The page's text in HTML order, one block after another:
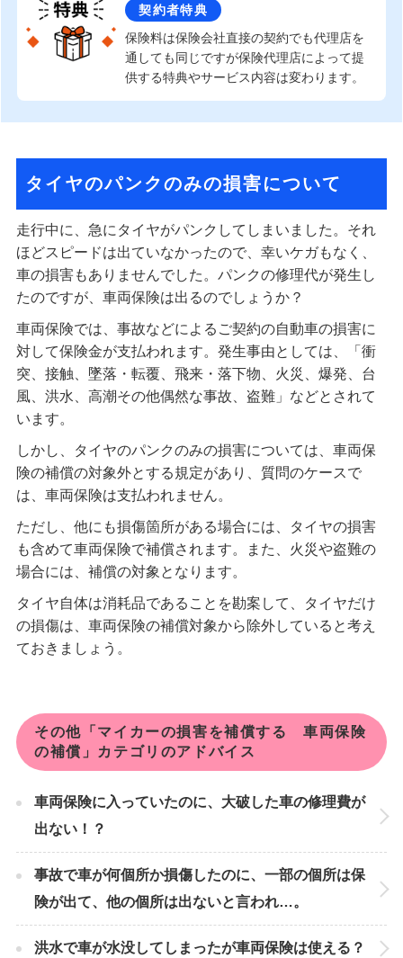
契約者特典
保険料は保険会社直接の契約でも代理店を
通しても同じですが保険代理店によって提
供する特典やサービス内容は変わります。
タイヤのパンクのみの損害について
走行中に、急にタイヤがパンクしてしまいました。それ
ほどスピードは出ていなかったので、幸いケガもなく、
車の損害もありませんでした。パンクの修理代が発生し
たのですが、車両保険は出るのでしょうか？
車両保険では、事故などによるご契約の自動車の損害に
対して保険金が支払われます。発生事由としては、「衝
突、接触、墜落・転覆、飛来・落下物、火災、爆発、台
風、洪水、高潮その他偶然な事故、盗難」などとされて
います。
しかし、タイヤのパンクのみの損害については、車両保
険の補償の対象外とする規定があり、質問のケースで
は、車両保険は支払われません。
ただし、他にも損傷箇所がある場合には、タイヤの損害
も含めて車両保険で補償されます。また、火災や盗難の
場合には、補償の対象となります。
タイヤ自体は消耗品であることを勘案して、タイヤだけ
の損傷は、車両保険の補償対象から除外していると考え
ておきましょう。
その他「マイカーの損害を補償する 車両保険
の補償」カテゴリのアドバイス
車両保険に入っていたのに、大破した車の修理費が
出ない！？
事故で車が何個所か損傷したのに、一部の個所は保
険が出て、他の個所は出ないと言われ…。
洪水で車が水没してしまったが車両保険は使える？